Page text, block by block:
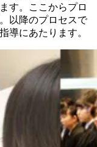
す。ここからプロ
以降のプロセスで
導にあたります。